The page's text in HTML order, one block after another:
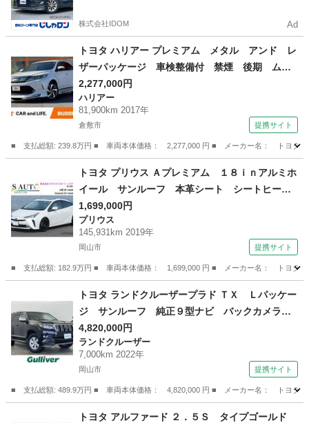
株式会社IDOM Ad
トヨタ ハリアー プレミアム メタル アンド レ
ザーパッケージ 車検整備付 禁煙 後期 ムー
ンルーフ モデリスタ 純正ナビ フルセグ 全
方位 セーフティセンスＰ ＪＢＬサウンド ス
マートキー Ｐスタート パワーシート パワー
バックドア クリソナ ＬＥＤヘッド （車検整備
付）
2,277,000円
ハリアー
81,900km 2017年
倉敷市 提携サイト
■ 支払総額: 239.8万円 ■ 車両本体価格： 2,277,000 円 ■ メーカー名： トヨ
ハリアー
トヨタ プリウス Ａプレミアム １８ｉｎアルミホ
イール サンルーフ 本革シート シートヒータ
ー エアーシート 純正ナビ ドライブレコーダ
ー ＬＥＤヘッドライト レーダークルーズ オ
ートハイビーム クリアランスソナー 安全装備
1,699,000円
プリウス
145,931km 2019年
岡山市 提携サイト
■ 支払総額: 182.9万円 ■ 車両本体価格： 1,699,000 円 ■ メーカー名： トヨ
プリウス
トヨタ ランドクルーザープラド ＴＸ Ｌパッケー
ジ サンルーフ 純正９型ナビ バックカメラ
合皮シート パワーシート ベンチレーション
シートヒーター ＥＴＣ２．０ ドライブレコー
ダー 純正アルミ 純正フロアマット ＬＥＤヘ
ッドライト レーダークルコン （検9.8）
4,820,000円
ランドクルーザー
7,000km 2022年
岡山市 提携サイト
■ 支払総額: 489.9万円 ■ 車両本体価格： 4,820,000 円 ■ メーカー名： トヨ
ランドクルーザー
トヨタ アルファード ２．５Ｓ タイプゴールド